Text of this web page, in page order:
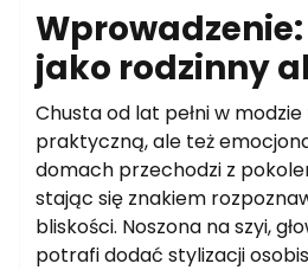
jako rodzinny
Chusta od lat pełni w
praktyczną, ale też
domach przechodzi z
stając się znakiem
bliskości. Noszona na szyi,
potrafi dodać stylizacji